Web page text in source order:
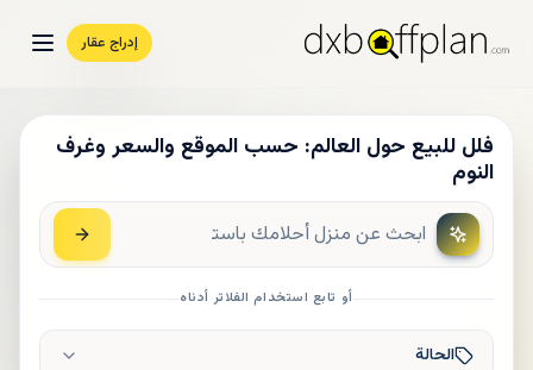
إدراج عقار
فلل للبيع حول العالم: حسب الموقع والسعر وغرف
النوم
أو تابع استخدام الفلاتر أدناه
الحالة